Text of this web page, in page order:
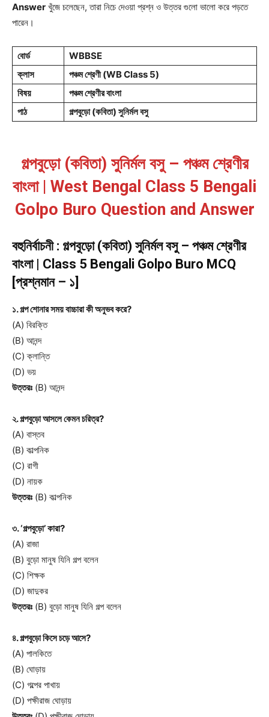
Answer খুঁজে চলেছেন, তারা নিচে দেওয়া প্রশ্ন ও উত্তর গুলো ভালো করে পড়তে
পারেন।
বোর্ড
WBBSE
ক্লাস
পঞ্চম শ্রেণী (WB Class 5)
বিষয়
পঞ্চম শ্রেণীর বাংলা
পাঠ
গল্পবুড়ো (কবিতা) সুনির্মল বসু
গল্পবুড়ো (কবিতা) সুনির্মল বসু – পঞ্চম শ্রেণীর
বাংলা | West Bengal Class 5 Bengali
Golpo Buro Question and Answer
বহুনির্বাচনী : গল্পবুড়ো (কবিতা) সুনির্মল বসু – পঞ্চম শ্রেণীর
বাংলা | Class 5 Bengali Golpo Buro MCQ
[প্রশ্নমান – ১]
১. গল্প শোনার সময় বাচ্চারা কী অনুভব করে?
(A) বিরক্তি
(B) আনন্দ
(C) ক্লান্তি
(D) ভয়
উত্তরঃ (B) আনন্দ
২. গল্পবুড়ো আসলে কেমন চরিত্র?
(A) বাস্তব
(B) কাল্পনিক
(C) রাগী
(D) নায়ক
উত্তরঃ (B) কাল্পনিক
৩. ‘গল্পবুড়ো’ কারা?
(A) রাজা
(B) বুড়ো মানুষ যিনি গল্প বলেন
(C) শিক্ষক
(D) জাদুকর
উত্তরঃ (B) বুড়ো মানুষ যিনি গল্প বলেন
৪. গল্পবুড়ো কিসে চড়ে আসে?
(A) পালকিতে
(B) ঘোড়ায়
(C) গল্পের পাখায়
(D) পক্ষীরাজ ঘোড়ায়